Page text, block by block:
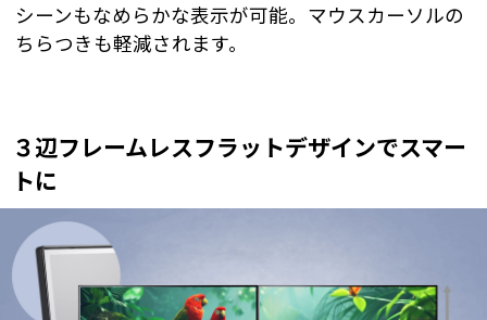
シーンもなめらかな表示が可能。マウスカーソルの
ちらつきも軽減されます。
３辺フレームレスフラットデザインでスマー
トに